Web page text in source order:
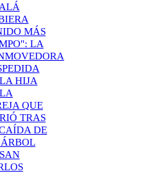
MÁS
LA
HIJA
QUE
TRAS
DE